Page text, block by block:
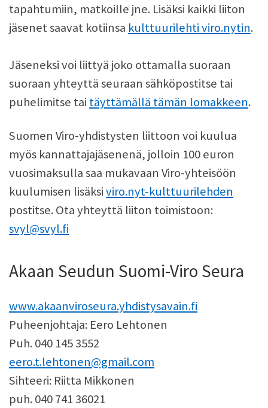
tapahtumiin, matkoille jne. Lisäksi kaikki liiton
jäsenet saavat kotiinsa kulttuurilehti viro.nytin.
Jäseneksi voi liittyä joko ottamalla suoraan
suoraan yhteyttä seuraan sähköpostitse tai
puhelimitse tai täyttämällä tämän lomakkeen.
Suomen Viro-yhdistysten liittoon voi kuulua
myös kannattajajäsenenä, jolloin 100 euron
vuosimaksulla saa mukavaan Viro-yhteisöön
kuulumisen lisäksiviro.nyt-kulttuurilehden
postitse. Ota yhteyttä liiton toimistoon:
svyl@svyl.fi
Akaan Seudun Suomi-Viro Seura
www.akaanviroseura.yhdistysavain.fi
Puheenjohtaja: Eero Lehtonen
Puh. 040 145 3552
eero.t.lehtonen@gmail.com
Sihteeri: Riitta Mikkonen
puh. 040 741 36021